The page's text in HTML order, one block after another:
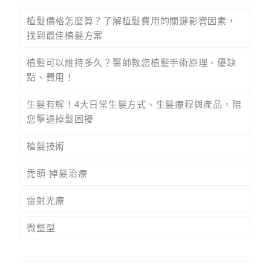
植髮價格怎麼算？了解植髮費用的關鍵影響因素，
找到最佳植髮方案
植髮可以維持多久？醫師教您植髮手術原理、優缺
點、費用！
生髮有解！4大日常生髮方式、生髮療程與產品，陪
您擊退掉髮困擾
植髮技術
禿頭-掉髮治療
雷射光療
微整型